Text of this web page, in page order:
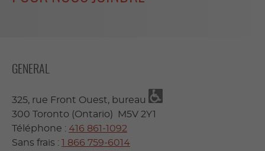
GENERAL
325, rue Front Ouest, bureau
300 Toronto (Ontario) M5V 2Y1
Téléphone : 416 861-1092
Sans frais : 1 866 759-6014